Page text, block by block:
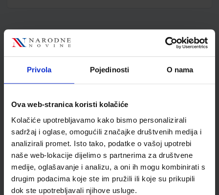
Privola Pojedinosti O nama
Ova web-stranica koristi kolačiće
Kolačiće upotrebljavamo kako bismo personalizirali
sadržaj i oglase, omogućili značajke društvenih medija i
analizirali promet. Isto tako, podatke o vašoj upotrebi
naše web-lokacije dijelimo s partnerima za društvene
medije, oglašavanje i analizu, a oni ih mogu kombinirati s
drugim podacima koje ste im pružili ili koje su prikupili
dok ste upotrebljavali njihove usluge.
Kupci najčešće biraju..
Omot PVC za školske
udžbenike; dimenzije
431x272; tip 160